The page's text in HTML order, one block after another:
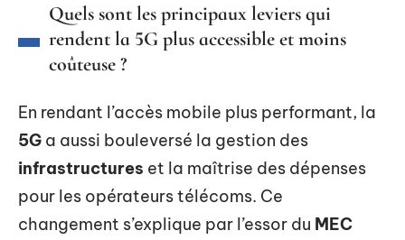
Quels sont les principaux leviers qui
rendent la 5G plus accessible et moins
coûteuse ?
En rendant l’accès mobile plus performant, la
5G a aussi bouleversé la gestion des
infrastructures et la maîtrise des dépenses
pour les opérateurs télécoms. Ce
changement s’explique par l’essor du MEC